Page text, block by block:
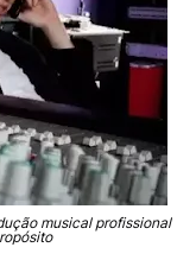
musical profissional